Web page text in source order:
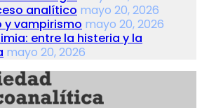
analítico mayo 20, 2026
y vampirismo mayo 20, 2026
entre la histeria y la
mayo 20, 2026